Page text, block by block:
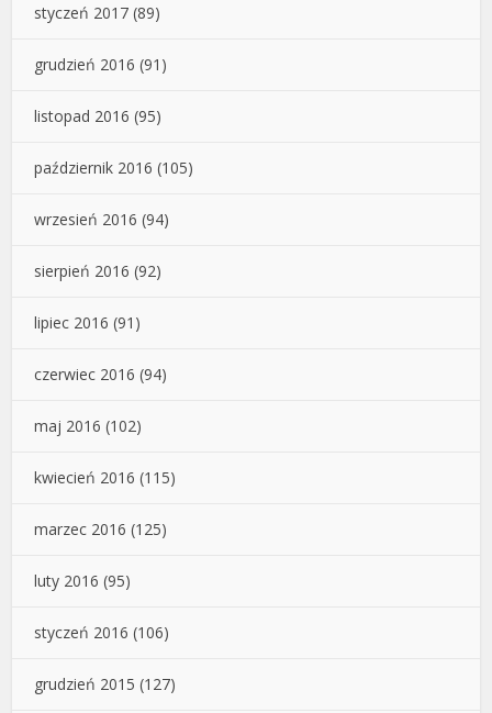
styczeń 2017 (89)
grudzień 2016 (91)
listopad 2016 (95)
październik 2016 (105)
wrzesień 2016 (94)
sierpień 2016 (92)
lipiec 2016 (91)
czerwiec 2016 (94)
maj 2016 (102)
kwiecień 2016 (115)
marzec 2016 (125)
luty 2016 (95)
styczeń 2016 (106)
grudzień 2015 (127)